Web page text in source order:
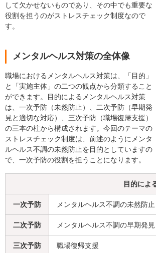
して欠かせないものであり、その中でも重要な
役割を担うのがストレスチェック制度なので
す。
メンタルヘルス対策の全体像
職場におけるメンタルヘルス対策は、「目的」
と「実施主体」の二つの観点から分類すること
ができます。目的によるメンタルヘルス対策
は、一次予防（未然防止）、二次予防（早期発
見と適切な対応）、三次予防（職場復帰支援）
の三本の柱から構成されます。今回のテーマの
ストレスチェック制度は、前述のようにメンタ
ルヘルス不調の未然防止を目的としていますの
で、一次予防の役割を担うことになります。
目的によ
一次予防 メンタルヘルス不調の未然防止
二次予防 メンタルヘルス不調の早期発見
三次予防 職場復帰支援